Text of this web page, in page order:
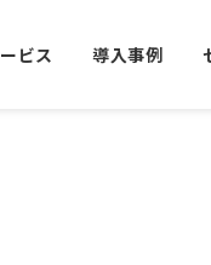
ビス 導入事例